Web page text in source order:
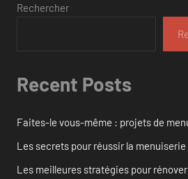
Rechercher
Recent Posts
Faites-le vous-même : projets de
Les secrets pour réussir la
Les meilleures stratégies pour